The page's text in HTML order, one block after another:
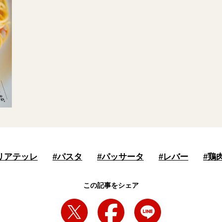
アテッレ #パスタ #パッサータ #レバー #鶏
この記事をシェア